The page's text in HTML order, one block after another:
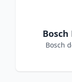
Bosch